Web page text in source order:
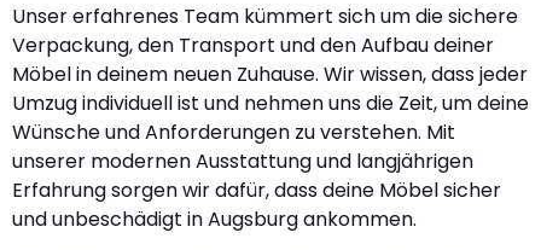
Unser erfahrenes Team kümmert sich um die sichere
Verpackung, den Transport und den Aufbau deiner
Möbel in deinem neuen Zuhause. Wir wissen, dass jeder
Umzug individuell ist und nehmen uns die Zeit, um deine
Wünsche und Anforderungen zu verstehen. Mit
unserer modernen Ausstattung und langjährigen
Erfahrung sorgen wir dafür, dass deine Möbel sicher
und unbeschädigt in Augsburg ankommen.